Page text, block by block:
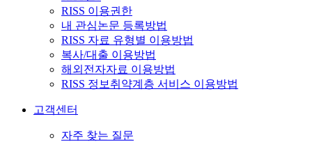
RISS 이용권한
내 관심논문 등록방법
RISS 자료 유형별 이용방법
복사/대출 이용방법
해외전자자료 이용방법
RISS 정보취약계층 서비스 이용방법
고객센터
자주 찾는 질문